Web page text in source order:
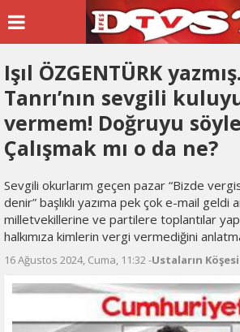
Işıl ÖZGENTÜRK
Tanrı’nın sevgili
vermem! Doğruyu
Çalışmak mı o da ne?
Sevgili okurlarım geçen pazar “Bizde
denir” başlıklı yazıma pek çok e-mail
milletvekillerine ve partilere toplantılar
halkımıza kimlerin vergi vermediğini
16 Ağustos 2024, Cuma, 11:32 -Ustaların